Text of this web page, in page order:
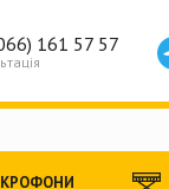
161 57 57